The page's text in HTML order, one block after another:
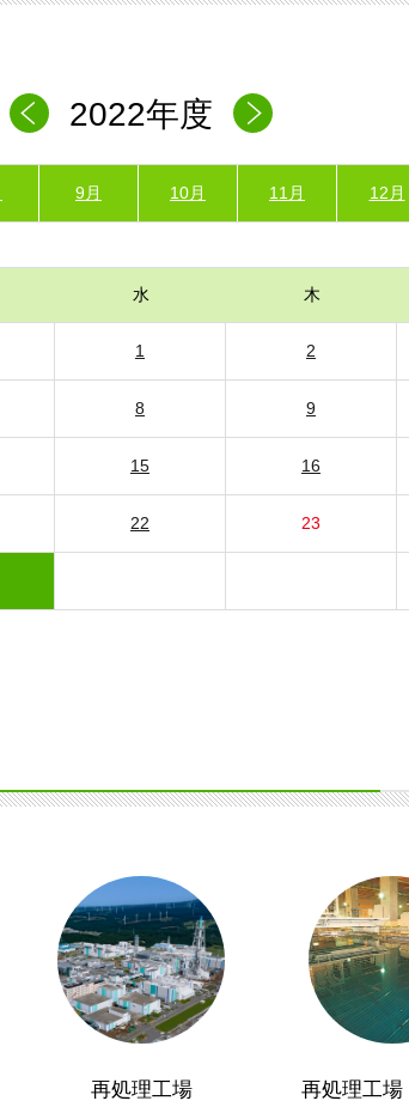
2022年度
9月 10月 11月 12月
水 木
1 2
8 9
15 16
22 23
再処理工場 再処理工場